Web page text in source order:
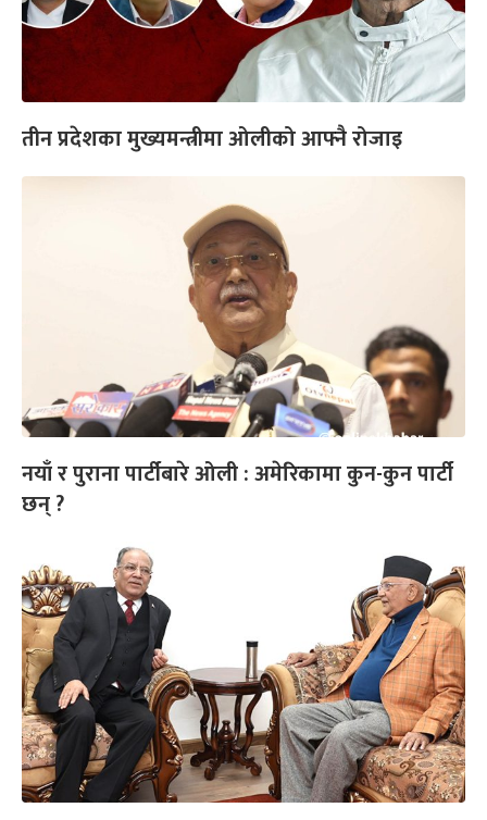
तीन प्रदेशका मुख्यमन्त्रीमा ओलीको आफ्नै रोजाइ
नयाँ र पुराना पार्टीबारे ओली : अमेरिकामा कुन-कुन पार्टी
छन् ?